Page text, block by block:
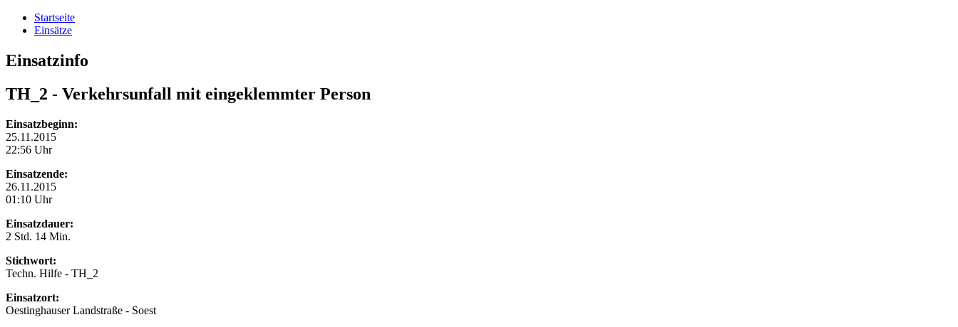
Startseite
Einsätze
Einsatzinfo
TH_2 - Verkehrsunfall mit eingeklemmter Person
Einsatzbeginn:
25.11.2015
22:56 Uhr
Einsatzende:
26.11.2015
01:10 Uhr
Einsatzdauer:
2 Std. 14 Min.
Stichwort:
Techn. Hilfe - TH_2
Einsatzort:
Oestinghauser Landstraße - Soest